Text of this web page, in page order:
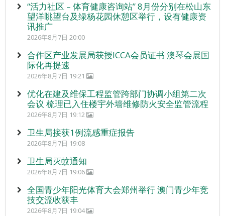
“活力社区 – 体育健康咨询站” 8月份分别在松山东
望洋眺望台及绿杨花园休憩区举行，设有健康资
讯推广
2026年8月7日 20:00
合作区产业发展局获授ICCA会员证书 澳琴会展国
际化再提速
2026年8月7日 19:21
优化在建及维保工程监管跨部门协调小组第二次
会议 梳理已入住楼宇外墙维修防火安全监管流程
2026年8月7日 19:12
卫生局接获1例流感重症报告
2026年8月7日 19:08
卫生局灭蚊通知
2026年8月7日 19:06
全国青少年阳光体育大会郑州举行 澳门青少年竞
技交流收获丰
2026年8月7日 19:04